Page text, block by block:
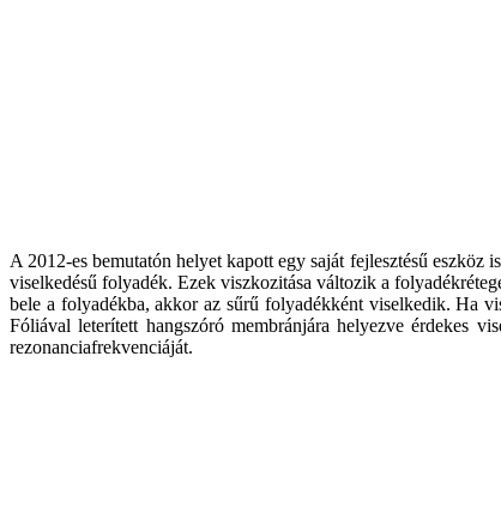
A 2012-es bemutatón helyet kapott egy saját fejlesztésű eszköz
viselkedésű folyadék. Ezek viszkozitása változik a
bele a folyadékba, akkor az sűrű folyadékként viselkedik. Ha
Fóliával leterített hangszóró membránjára helyezve érdekes
rezonanciafrekvenciáját.